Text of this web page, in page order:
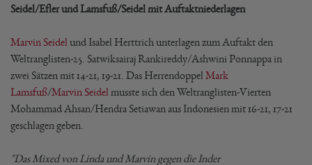
Seidel/Efler und Lamsfuß/Seidel mit Auftaktniederlagen
Marvin Seidel und Isabel Herttrich unterlagen zum Auftakt den
Weltranglisten-25. Satwiksairaj Rankireddy/Ashwini Ponnappa in
zwei Sätzen mit 14-21, 19-21. Das Herrendoppel Mark
Lamsfuß/Marvin Seidel musste sich den Weltranglisten-Vierten
Mohammad Ahsan/Hendra Setiawan aus Indonesien mit 16-21, 17-21
geschlagen geben.
"Das Mixed von Linda und Marvin gegen die Inder